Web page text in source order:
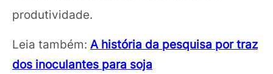
produtividade.
Leia também: A história da pesquisa por traz
dos inoculantes para soja